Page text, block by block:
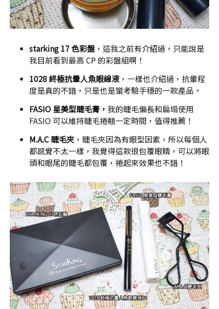
starking 17 色彩盤 ，這我之前有介紹過，只能說是
我目前看到最高 CP 的彩盤組啊！
1028 終極抗暈人魚眼線液，一樣也介紹過，抗暈程
度是真的不錯，只是也是蠻考驗手穩的一款產品。
FASIO 星美型睫毛膏， 我的睫毛偏長和扁塌使用
FASIO 可以維持睫毛捲翹一定時間，值得推薦！
M.A.C 睫毛夾 ，睫毛夾因為有眼型因素，所以每個人
都感覺不太一樣，我覺得這款很包覆眼睛，可以將眼
頭和眼尾的睫毛都包覆，捲起來效果也不錯！